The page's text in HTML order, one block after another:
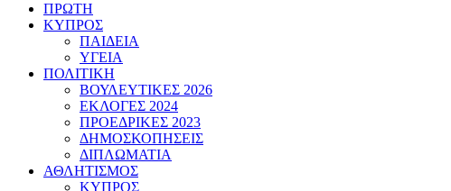
ΠΡΩΤΗ
ΚΥΠΡΟΣ
ΠΑΙΔΕΙΑ
ΥΓΕΙΑ
ΠΟΛΙΤΙΚΗ
ΒΟΥΛΕΥΤΙΚΕΣ 2026
ΕΚΛΟΓΕΣ 2024
ΠΡΟΕΔΡΙΚΕΣ 2023
ΔΗΜΟΣΚΟΠΗΣΕΙΣ
ΔΙΠΛΩΜΑΤΙΑ
ΑΘΛΗΤΙΣΜΟΣ
ΚΥΠΡΟΣ